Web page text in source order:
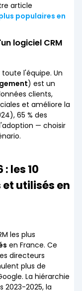
article
populaires en
logiciel CRM
l'équipe. Un
) est un
clients,
et améliore la
65 % des
— choisir
les 10
utilisés en
les plus
en France. Ce
directeurs
plus de
La hiérarchie
2023-2025, la